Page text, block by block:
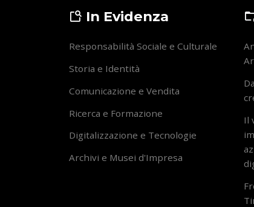
In Evidenza
Responsabilità Sociale e Culturale
Storia e Identità
Comunicazione e Vendita
Ricerca e Formazione
Digitalizzazione e Tecnologie
Archivi e Musei d'Impresa
Il